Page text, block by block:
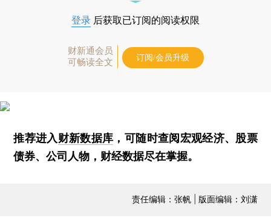
登录 后获取已订阅的阅读权限
财新通会员
可畅读全文
订阅/会员升级
推荐进入财新数据库 ，可随时查阅宏观经济、股票
债券、公司人物，财经数据尽在掌握。
责任编辑：张帆 | 版面编辑：刘潇